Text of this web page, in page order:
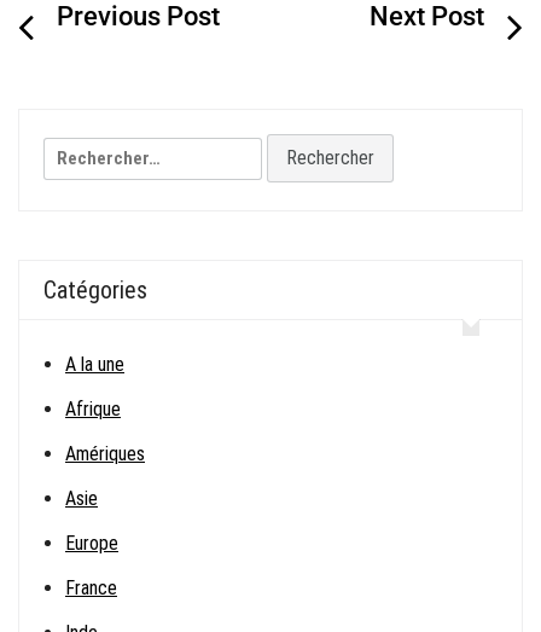
Rechercher :
Catégories
A la une
Afrique
Amériques
Asie
Europe
France